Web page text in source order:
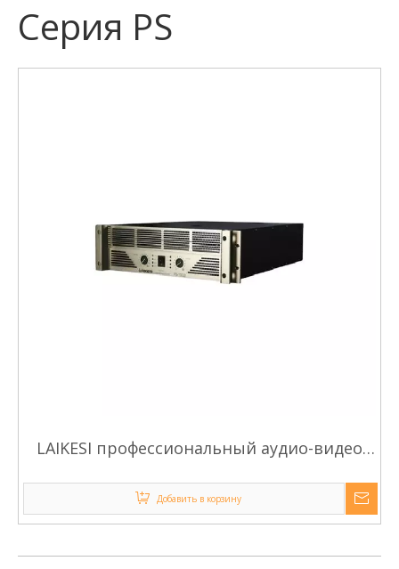
Серия PS
LAIKESI профессиональный аудио-видео
1800 Вт
Добавить в корзину